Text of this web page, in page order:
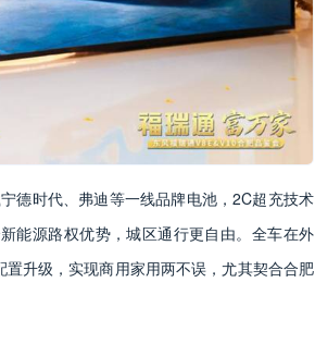
德时代、弗迪等一线品牌电池，2C超充技术
能源路权优势，城区通行更自由。全车在外
升级，实现商用家用两不误，尤其契合合肥